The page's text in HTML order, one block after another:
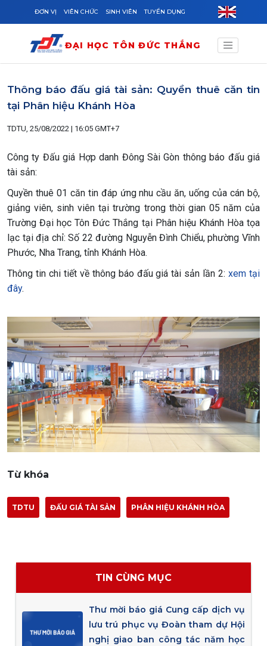
Skip to main content
ĐƠN VỊ VIÊN CHỨC SINH VIÊN TUYỂN DỤNG
ĐẠI HỌC TÔN ĐỨC THẮNG
Thông báo đấu giá tài sản: Quyền thuê căn tin
tại Phân hiệu Khánh Hòa
TDTU, 25/08/2022 | 16:05 GMT+7
Công ty Đấu giá Hợp danh Đông Sài Gòn thông báo đấu giá
tài sản:
Quyền thuê 01 căn tin đáp ứng nhu cầu ăn, uống của cán bộ,
giảng viên, sinh viên tại trường trong thời gian 05 năm của
Trường Đại học Tôn Đức Thắng tại Phân hiệu Khánh Hòa tọa
lạc tại địa chỉ: Số 22 đường Nguyễn Đình Chiểu, phường Vĩnh
Phước, Nha Trang, tỉnh Khánh Hòa.
Thông tin chi tiết về thông báo đấu giá tài sản lần 2:xem tại
đây.
Từ khóa
TDTU ĐẤU GIÁ TÀI SẢN PHÂN HIỆU KHÁNH HÒA
TIN CÙNG MỤC
Thư mời báo giá Cung cấp dịch vụ
lưu trú phục vụ Đoàn tham dự Hội
nghị giao ban công tác năm học